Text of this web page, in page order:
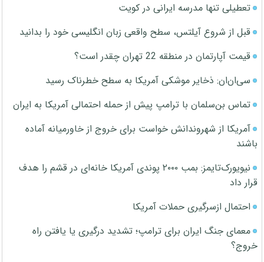
تعطیلی تنها مدرسه ایرانی در کویت
قبل از شروع آیلتس، سطح واقعی زبان انگلیسی خود را بدانید
قیمت آپارتمان در منطقه 22 تهران چقدر است؟
سی‌ان‌ان: ذخایر موشکی آمریکا به سطح خطرناک رسید
تماس بن‌سلمان با ترامپ پیش از حمله احتمالی آمریکا به ایران
آمریکا از شهروندانش خواست برای خروج از خاورمیانه آماده
باشند
نیویورک‌تایمز: بمب ۲۰۰۰ پوندی آمریکا خانه‌ای در قشم را هدف
قرار داد
احتمال ازسرگیری حملات آمریکا
معمای جنگ ایران برای ترامپ؛ تشدید درگیری یا یافتن راه
خروج؟